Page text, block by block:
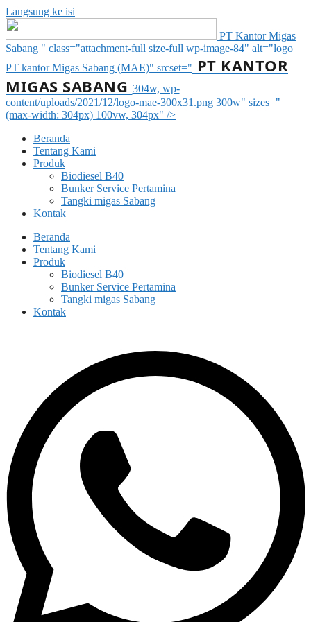
Langsung ke isi
PT Kantor Migas
Sabang " class="attachment-full size-full wp-image-84" alt="logo
PT kantor Migas Sabang (MAE)" srcset=" PT KANTOR
MIGAS SABANG 304w, wp-
content/uploads/2021/12/logo-mae-300x31.png 300w" sizes="
(max-width: 304px) 100vw, 304px" />
Beranda
Tentang Kami
Produk
Biodiesel B40
Bunker Service Pertamina
Tangki migas Sabang
Kontak
Beranda
Tentang Kami
Produk
Biodiesel B40
Bunker Service Pertamina
Tangki migas Sabang
Kontak